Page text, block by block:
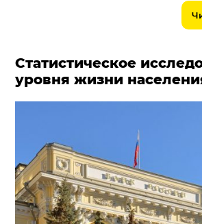
Статистическое
уровня жизни